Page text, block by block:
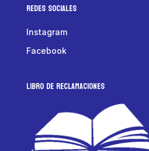
Redes Sociales
Instagram
Facebook
LIBRO DE RECLAMACIONES